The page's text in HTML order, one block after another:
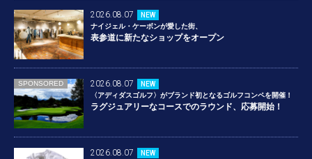
2026.08.07
NEW
ナイジェル・ケーボンが愛した街、
表参道に新たなショップをオープン
SPONSORED 2026.08.07
NEW
〈アディダスゴルフ〉がブランド初となるゴルフコンペを開催！
ラグジュアリーなコースでのラウンド、応募開始！
2026.08.07
NEW